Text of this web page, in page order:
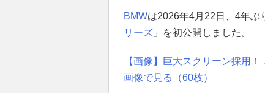
BMWは2026年4月22日、4年ぶ
リーズ 」を初公開しました。
【画像】巨大スクリーン採用
画像で見る（60枚）